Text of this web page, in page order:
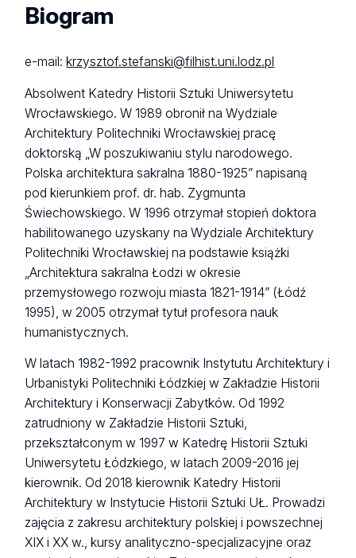
Biogram
e-mail: krzysztof.stefanski@filhist.uni.lodz.pl
Absolwent Katedry Historii Sztuki Uniwersytetu
Wrocławskiego. W 1989 obronił na Wydziale
Architektury Politechniki Wrocławskiej pracę
doktorską „W poszukiwaniu stylu narodowego.
Polska architektura sakralna 1880-1925” napisaną
pod kierunkiem prof. dr. hab. Zygmunta
Świechowskiego. W 1996 otrzymał stopień doktora
habilitowanego uzyskany na Wydziale Architektury
Politechniki Wrocławskiej na podstawie książki
„Architektura sakralna Łodzi w okresie
przemysłowego rozwoju miasta 1821-1914” (Łódź
1995), w 2005 otrzymał tytuł profesora nauk
humanistycznych.
W latach 1982-1992 pracownik Instytutu Architektury i
Urbanistyki Politechniki Łódzkiej w Zakładzie Historii
Architektury i Konserwacji Zabytków. Od 1992
zatrudniony w Zakładzie Historii Sztuki,
przekształconym w 1997 w Katedrę Historii Sztuki
Uniwersytetu Łódzkiego, w latach 2009-2016 jej
kierownik. Od 2018 kierownik Katedry Historii
Architektury w Instytucie Historii Sztuki UŁ. Prowadzi
zajęcia z zakresu architektury polskiej i powszechnej
XIX i XX w., kursy analityczno-specjalizacyjne oraz